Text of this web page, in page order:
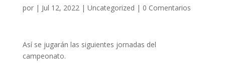
por | Jul 12, 2022| Uncategorized | 0 Comentarios
Así se jugarán las siguientes jornadas del
campeonato.